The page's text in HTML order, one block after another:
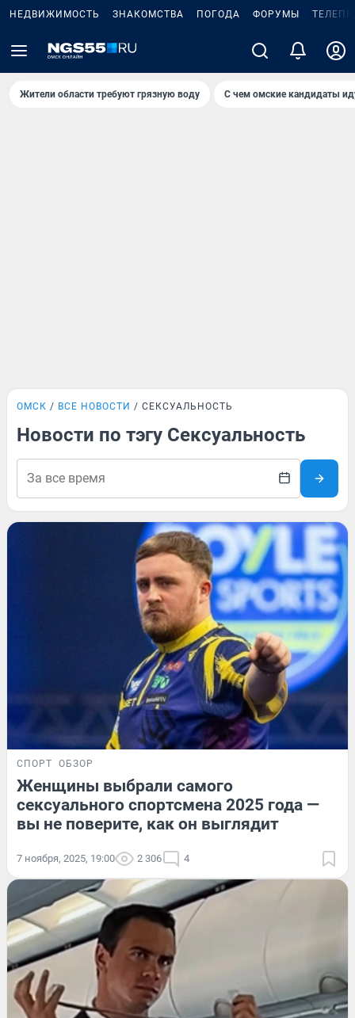
НЕДВИЖИМОСТЬ ЗНАКОМСТВА ПОГОДА ФОРУМЫ
Жители области требуют грязную воду С чем омские кандидаты
ОМСК ВСЕ НОВОСТИ СЕКСУАЛЬНОСТЬ
Новости по тэгу Сексуальность
СПОРТ ОБЗОР
Женщины выбрали самого
сексуального спортсмена 2025 года —
вы не поверите, как он выглядит
7 ноября, 2025, 19:00 2 306 4